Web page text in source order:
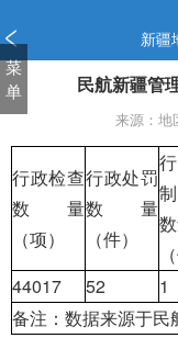
新疆
菜
单
民航新疆管
来源：地
行政检查
数量
（项）
行政处罚
数量
（件）
44017
52 1
备注：数据来源于民
窗
口
打
碍
说
面,
按
Alt